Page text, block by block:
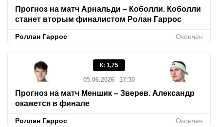
Прогноз на матч Арнальди – Коболли. Коболли
станет вторым финалистом Ролан Гаррос
Роллан Гаррос Окончен
К: 1,75
05.06.2026 17:30
Прогноз на матч Меншик – Зверев. Александр
окажется в финале
Роллан Гаррос Окончен